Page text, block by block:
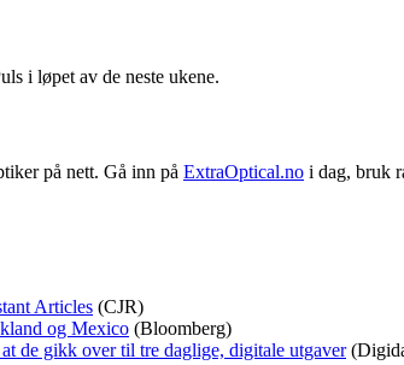
i løpet av de neste ukene.
på nett. Gå inn på ExtraOptical.no i dag, bruk
Articles (CJR)
og Mexico (Bloomberg)
de gikk over til tre daglige, digitale utgaver